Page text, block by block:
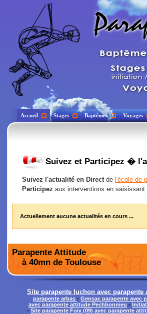
Accueil Stages Baptêmes Voyages
Suivez et Participez �
Suivez l'actualité en Directde l'école de
Participez aux interventions en saisissant
Actuellement aucune actualités en cours ...
Parapente Attitude
à 40mn de Toulouse
Site parapente luchon avec
parapente arbas - Gensac parapente avec
avec parapente attitude Pechbonnieu -
- Site parapente Foix (09) avec parapente